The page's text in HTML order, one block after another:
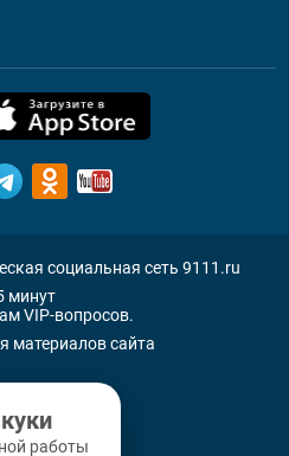
социальная сеть 9111.ru
минут
VIP-вопросов.
материалов сайта
работы